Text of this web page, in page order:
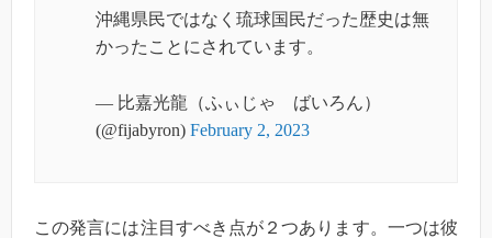
沖縄県民ではなく琉球国民だった歴史は無
かったことにされています。
— 比嘉光龍（ふぃじゃ ばいろん）
(@fijabyron) February 2, 2023
この発言には注目すべき点が２つあります。一つは彼